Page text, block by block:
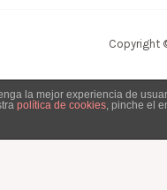
Copyright
la mejor experiencia de
política de cookies , pinche el